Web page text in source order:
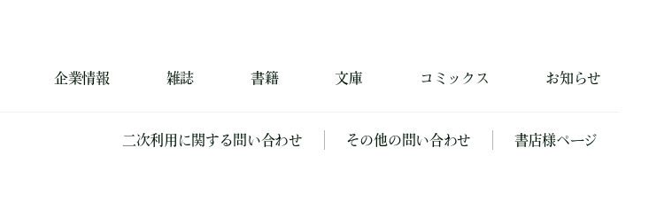
企業情報 雑誌 書籍 文庫 コミックス お知らせ
二次利用に関する問い合わせ その他の問い合わせ 書店様ページ